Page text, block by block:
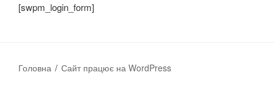
[swpm_login_form]
Головна Сайт працює на WordPress